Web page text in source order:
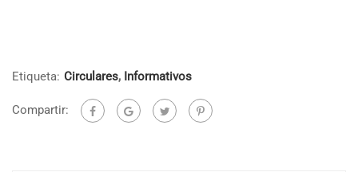
Etiqueta: Circulares, Informativos
Compartir: